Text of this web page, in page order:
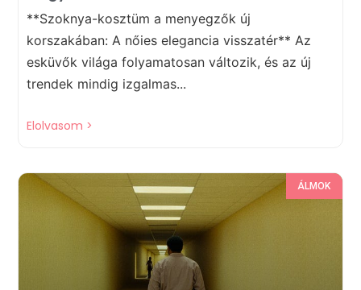
**Szoknya-kosztüm a menyegzők új
korszakában: A nőies elegancia visszatér** Az
esküvők világa folyamatosan változik, és az új
trendek mindig izgalmas...
Elolvasom >
ÁLMOK